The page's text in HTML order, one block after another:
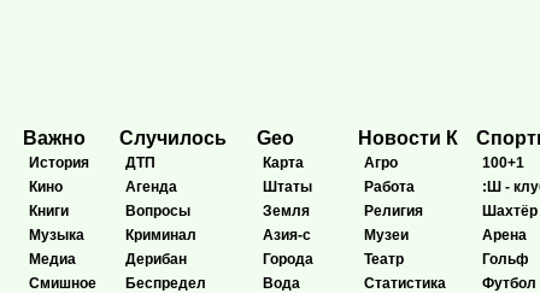
Важно
История
Кино
Книги
Музыка
Медиа
Смишное
Случилось
ДТП
Агенда
Вопросы
Криминал
Дерибан
Беспредел
Geo
Карта
Штаты
Земля
Азия-с
Города
Вода
Новости К
Агро
Работа
Религия
Музеи
Театр
Статистика
100+1
:Ш -
Шахтёр
Арена
Гольф
Футбол